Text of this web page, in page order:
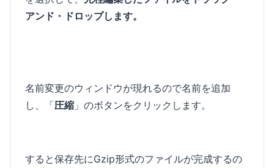
アンド・ドロップします。
名前変更のウィンドウが現れるので名前を追加
し、「圧縮 」のボタンをクリックします。
すると保存先にGzip形式のファイルが完成するの